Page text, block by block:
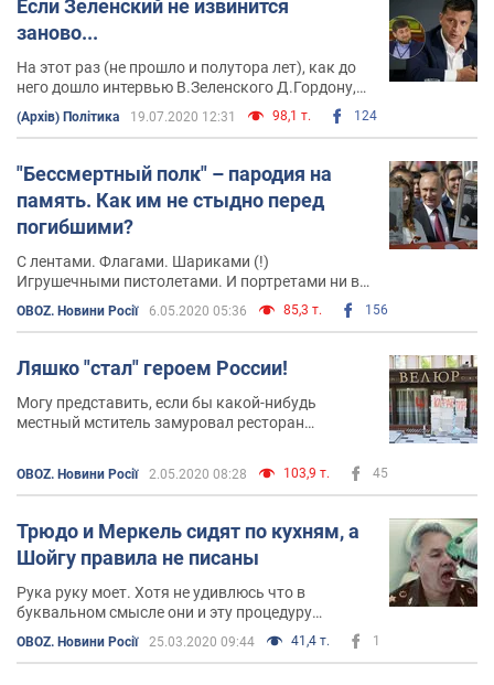
Если Зеленский не извинится
заново...
На этот раз (не прошло и полутора лет), как до
него дошло интервью В.Зеленского Д.Гордону,
сделанное еще в декабре 2018 года
(Архів) Політика 19.07.2020 12:31 98,1 т. 124
"Бессмертный полк" – пародия на
память. Как им не стыдно перед
погибшими?
С лентами. Флагами. Шариками (!)
Игрушечными пистолетами. И портретами ни в
чем не повинных дедушек
OBOZ. Новини Росії 6.05.2020 05:36 85,3 т. 156
Ляшко "стал" героем России!
Могу представить, если бы какой-нибудь
местный мститель замуровал ресторан
OBOZ. Новини Росії 2.05.2020 08:28 103,9 т. 45
Трюдо и Меркель сидят по кухням, а
Шойгу правила не писаны
Рука руку моет. Хотя не удивлюсь что в
буквальном смысле они и эту процедуру
считают излишней
OBOZ. Новини Росії 25.03.2020 09:44 41,4 т. 1